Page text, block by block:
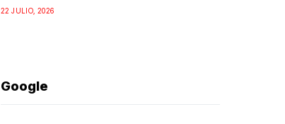
22 JULIO, 2026
Google